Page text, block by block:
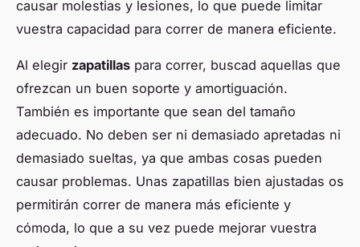
causar molestias y lesiones, lo que puede limitar
vuestra capacidad para correr de manera eficiente.
Al elegir zapatillas para correr, buscad aquellas que
ofrezcan un buen soporte y amortiguación.
También es importante que sean del tamaño
adecuado. No deben ser ni demasiado apretadas ni
demasiado sueltas, ya que ambas cosas pueden
causar problemas. Unas zapatillas bien ajustadas os
permitirán correr de manera más eficiente y
cómoda, lo que a su vez puede mejorar vuestra